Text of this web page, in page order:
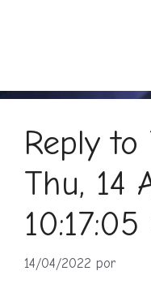
Reply
Thu, 14
14/04/2022 por